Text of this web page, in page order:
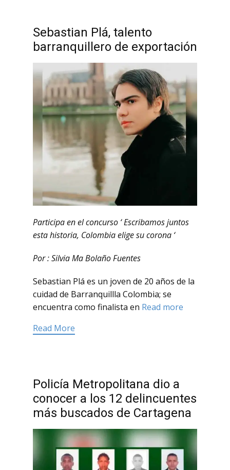
Sebastian Plá, talento
barranquillero de exportación
Participa en el concurso ‘ Escribamos juntos
esta historia, Colombia elige su corona ‘
Por : Silvia Ma Bolaño Fuentes
Sebastian Plá es un joven de 20 años de la
cuidad de Barranquillla Colombia; se
encuentra como finalista en Read more
Read More
Policía Metropolitana dio a
conocer a los 12 delincuentes
más buscados de Cartagena